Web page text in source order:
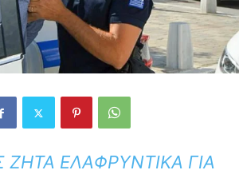
ΖΗΤΆ ΕΛΑΦΡΥΝΤΙΚΆ ΓΙΑ